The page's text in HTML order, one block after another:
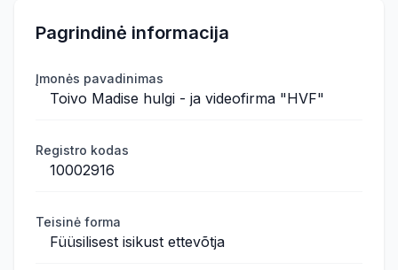
Pagrindinė informacija
Įmonės pavadinimas
Toivo Madise hulgi - ja videofirma "HVF"
Registro kodas
10002916
Teisinė forma
Füüsilisest isikust ettevõtja